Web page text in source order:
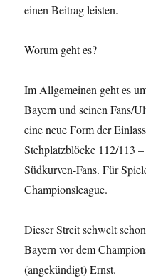
einen Beitrag leisten.
Worum geht es?
Im Allgemeinen geht es
Bayern und seinen Fans/
eine neue Form der
Stehplatzblöcke 112/113
Südkurven-Fans. Für
Championsleague.
Dieser Streit schwelt
Bayern vor dem
(angekündigt) Ernst.